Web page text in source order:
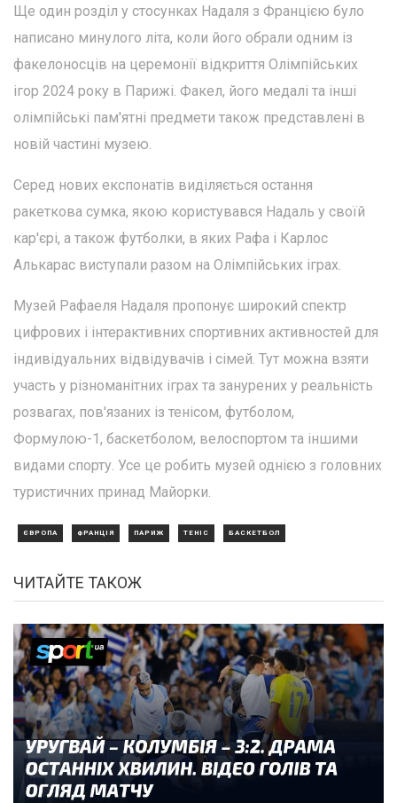
Ще один розділ у стосунках Надаля з Францією було
написано минулого літа, коли його обрали одним із
факелоносців на церемонії відкриття Олімпійських
ігор 2024 року в Парижі. Факел, його медалі та інші
олімпійські пам'ятні предмети також представлені в
новій частині музею.
Серед нових експонатів виділяється остання
ракеткова сумка, якою користувався Надаль у своїй
кар'єрі, а також футболки, в яких Рафа і Карлос
Алькарас виступали разом на Олімпійських іграх.
Музей Рафаеля Надаля пропонує широкий спектр
цифрових і інтерактивних спортивних активностей для
індивідуальних відвідувачів і сімей. Тут можна взяти
участь у різноманітних іграх та занурених у реальність
розвагах, пов'язаних із тенісом, футболом,
Формулою-1, баскетболом, велоспортом та іншими
видами спорту. Усе це робить музей однією з головних
туристичних принад Майорки.
ЄВРОПА ФРАНЦІЯ ПАРИЖ ТЕНІС БАСКЕТБОЛ
ЧИТАЙТЕ ТАКОЖ